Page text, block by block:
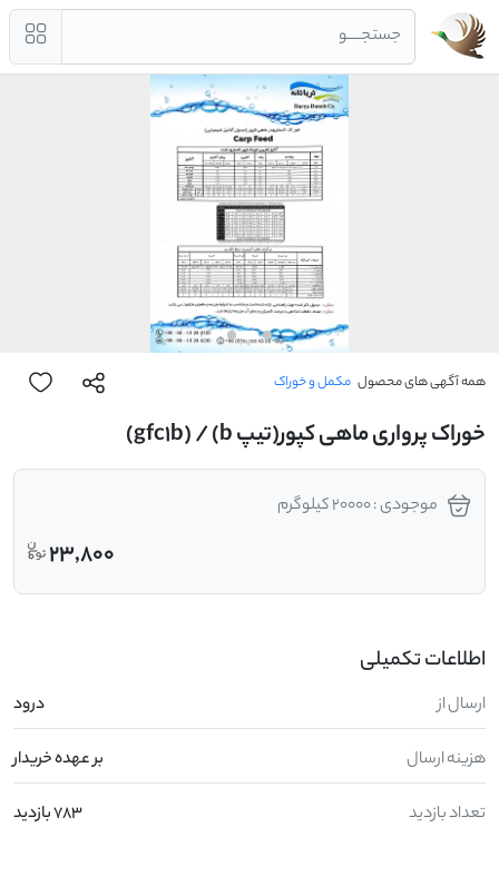
جستجــــو
همه آگهی های محصول مکمل و خوراک
خوراک پرواری ماهی کپور(تیپ b) / (gfc1b)
موجودی : 20000 کیلوگرم
23,800
اطلاعات تکمیلی
ارسال از درود
هزینه ارسال بر عهده خریدار
تعداد بازدید 783 بازدید